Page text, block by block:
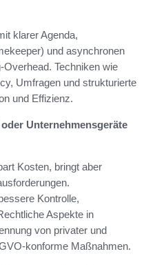
klarer Agenda,
und asynchronen
Techniken wie
Umfragen und strukturierte
und Effizienz.
Unternehmensgeräte
Kosten, bringt aber
Kontrolle,
Aspekte in
von privater und
konforme Maßnahmen.